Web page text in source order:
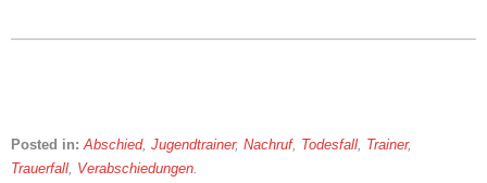
Posted in: Abschied, Jugendtrainer, Nachruf, Todesfall Trainer,
Trauerfall
Verabschiedungen